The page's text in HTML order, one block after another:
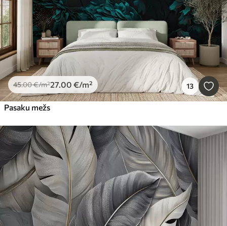
45.00€/m²27.00 €/m² 13
Pasaku mežs